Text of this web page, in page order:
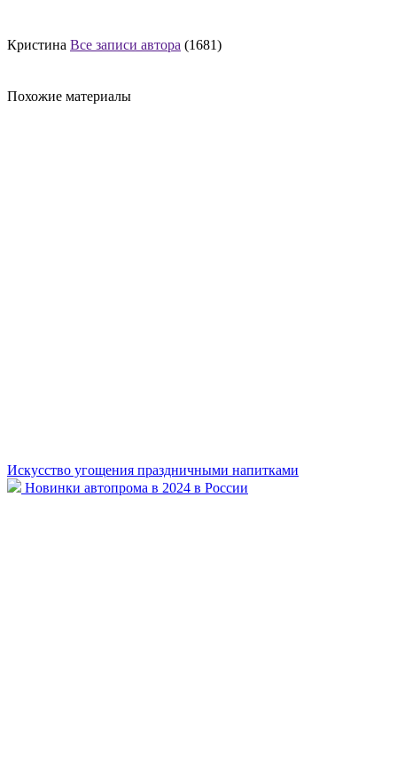
Кристина Все записи автора (1681)
Похожие материалы
Искусство угощения праздничными напитками
Новинки автопрома в 2024 в России